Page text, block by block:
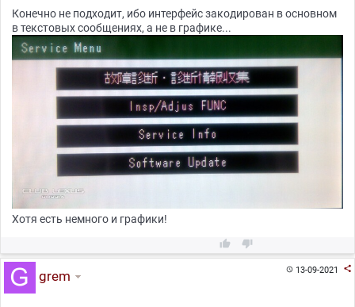
Конечно не подходит, ибо интерфейс закодирован в основном
в текстовых сообщениях, а не в графике...
Хотя есть немного и графики!
 
13-09-2021 
grem